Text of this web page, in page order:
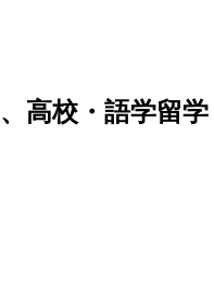
高校・語学留